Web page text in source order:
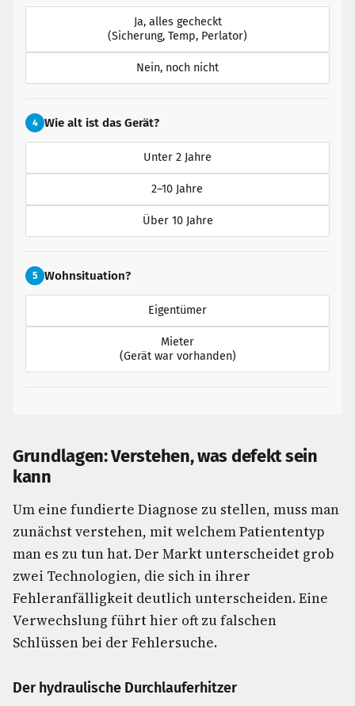
Ja, alles gecheckt
(Sicherung, Temp, Perlator)
Nein, noch nicht
4 Wie alt ist das Gerät?
Unter 2 Jahre
2–10 Jahre
Über 10 Jahre
5 Wohnsituation?
Eigentümer
Mieter
(Gerät war vorhanden)
Grundlagen: Verstehen, was defekt sein
kann
Um eine fundierte Diagnose zu stellen, muss man
zunächst verstehen, mit welchem Patiententyp
man es zu tun hat. Der Markt unterscheidet grob
zwei Technologien, die sich in ihrer
Fehleranfälligkeit deutlich unterscheiden. Eine
Verwechslung führt hier oft zu falschen
Schlüssen bei der Fehlersuche.
Der hydraulische Durchlauferhitzer